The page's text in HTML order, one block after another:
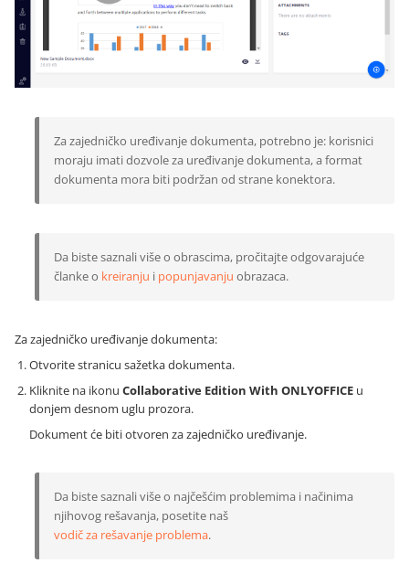
Za zajedničko uređivanje dokumenta, potrebno je: korisnici
moraju imati dozvole za uređivanje dokumenta, a format
dokumenta mora biti podržan od strane konektora.
Da biste saznali više o obrascima, pročitajte odgovarajuće
članke o kreiranju i popunjavanju obrazaca.
Za zajedničko uređivanje dokumenta:
Otvorite stranicu sažetka dokumenta.
Kliknite na ikonu Collaborative Edition With ONLYOFFICE u
donjem desnom uglu prozora.
Dokument će biti otvoren za zajedničko uređivanje.
Da biste saznali više o najčešćim problemima i načinima
njihovog rešavanja, posetite naš
vodič za rešavanje problema.